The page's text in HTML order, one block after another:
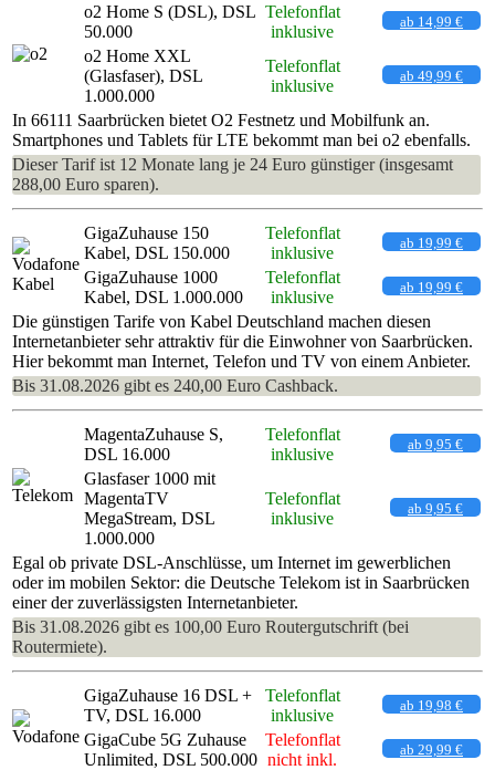
o2 Home S (DSL), DSL
50.000
Telefonflat
inklusive
ab 14,99 €
o2 Home XXL
(Glasfaser), DSL
1.000.000
Telefonflat
inklusive
ab 49,99 €
In 66111 Saarbrücken bietet O2 Festnetz und Mobilfunk an.
Smartphones und Tablets für LTE bekommt man bei o2 ebenfalls.
Dieser Tarif ist 12 Monate lang je 24 Euro günstiger (insgesamt
288,00 Euro sparen).
GigaZuhause 150
Kabel, DSL 150.000
Telefonflat
inklusive
ab 19,99 €
GigaZuhause 1000
Kabel, DSL 1.000.000
Telefonflat
inklusive
ab 19,99 €
Die günstigen Tarife von Kabel Deutschland machen diesen
Internetanbieter sehr attraktiv für die Einwohner von Saarbrücken.
Hier bekommt man Internet, Telefon und TV von einem Anbieter.
Bis 31.08.2026 gibt es 240,00 Euro Cashback.
MagentaZuhause S,
DSL 16.000
Telefonflat
inklusive
ab 9,95 €
Glasfaser 1000 mit
MagentaTV
MegaStream, DSL
1.000.000
Telefonflat
inklusive
ab 9,95 €
Egal ob private DSL-Anschlüsse, um Internet im gewerblichen
oder im mobilen Sektor: die Deutsche Telekom ist in Saarbrücken
einer der zuverlässigsten Internetanbieter.
Bis 31.08.2026 gibt es 100,00 Euro Routergutschrift (bei
Routermiete).
GigaZuhause 16 DSL +
TV, DSL 16.000
Telefonflat
inklusive
ab 19,98 €
GigaCube 5G Zuhause
Unlimited, DSL 500.000
Telefonflat
nicht inkl.
ab 29,99 €